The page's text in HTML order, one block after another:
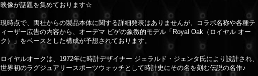
映像が話題を集めております☆
現時点で、両社からの製品本体に関する詳細発表はありませんが、コラボ名称や各種テ
ィーザー広告の内容から、オーデマ ピゲの象徴的モデル「Royal Oak（ロイヤル オー
ク）」をベースとした構成が予想されております。
ロイヤルオークは、1972年に時計デザイナー ジェラルド・ジェンタ氏により設計され、
世界初のラグジュアリースポーツウォッチとして時計史にその名を刻む伝説の名作♪